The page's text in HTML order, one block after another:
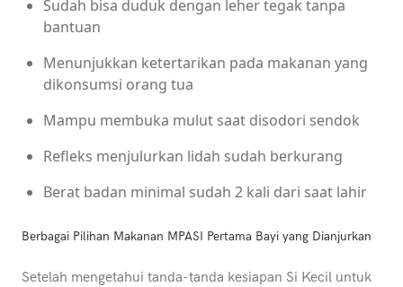
Sudah bisa duduk dengan leher tegak tanpa
bantuan
Menunjukkan ketertarikan pada makanan yang
dikonsumsi orang tua
Mampu membuka mulut saat disodori sendok
Refleks menjulurkan lidah sudah berkurang
Berat badan minimal sudah 2 kali dari saat lahir
Berbagai Pilihan Makanan MPASI Pertama Bayi yang Dianjurkan
Setelah mengetahui tanda-tanda kesiapan Si Kecil untuk